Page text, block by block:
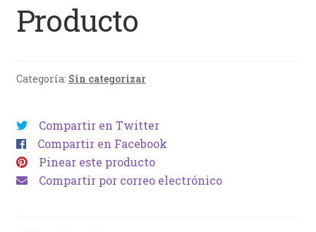
Producto
Categoría: Sin categorizar
Compartir en Twitter
Compartir en Facebook
Pinear este producto
Compartir por correo electrónico